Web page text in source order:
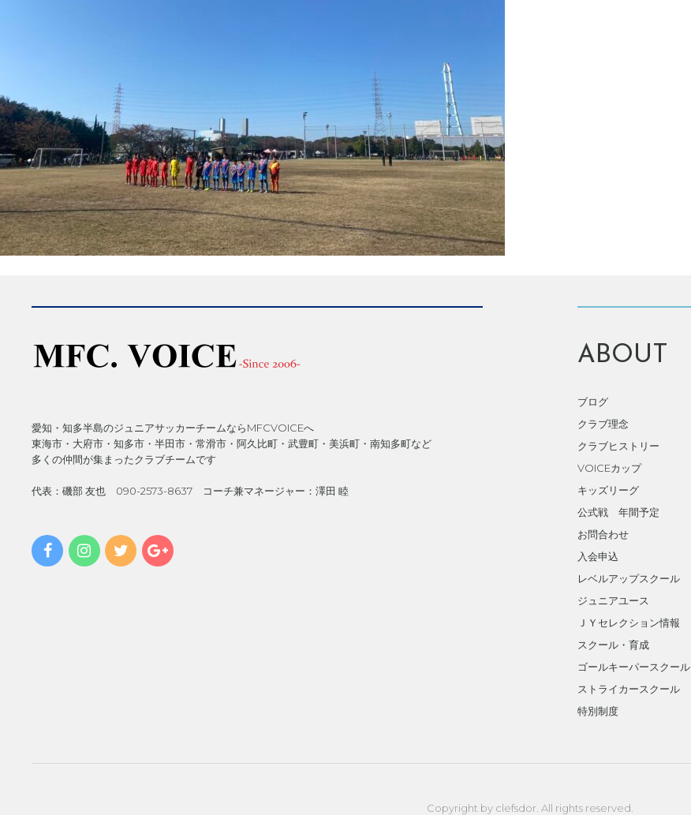
愛知・知多半島のジュニアサッカーチームならMFCVOICEへ
東海市・大府市・知多市・半田市・常滑市・阿久比町・武豊町・美浜町・南知多町など
多くの仲間が集まったクラブチームです
代表：磯部 友也 090-2573-8637 コーチ兼マネージャー：澤田 睦
ABOUT
ブログ
クラブ理念
クラブヒストリー
VOICEカップ
キッズリーグ
公式戦 年間予定
お問合わせ
入会申込
レベルアップスクール
ジュニアユース
ＪＹセレクション情報
スクール・育成
ゴールキーパースクール
ストライカースクール
特別制度
Copyright by clefsdor. All rights reserved.